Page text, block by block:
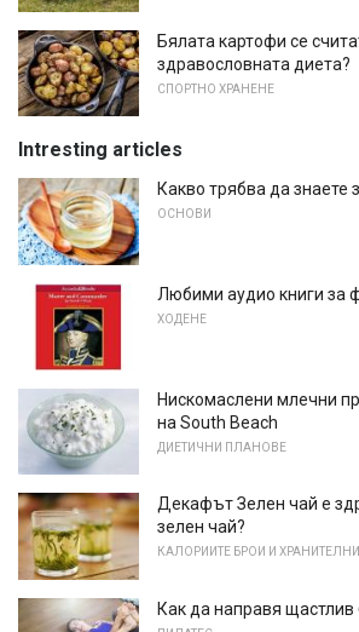
Бялата картофи се
здравословната диета?
СПОРТНО ХРАНЕНЕ
Intresting articles
Какво трябва да знаете
ОСНОВИ
Любими аудио книги за
ХОДЕНЕ
Нискомаслени млечни
на South Beach
ДИЕТИЧНИ ПЛАНОВЕ
Декафът Зелен чай е
зелен чай?
КАЛОРИИТЕ БРОИ И
Как да направя